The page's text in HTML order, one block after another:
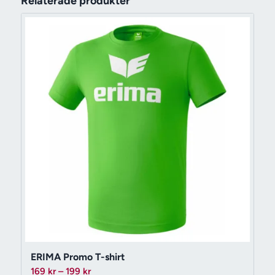
ERIMA Promo T-shirt
169 kr – 199 krPrisintervall: